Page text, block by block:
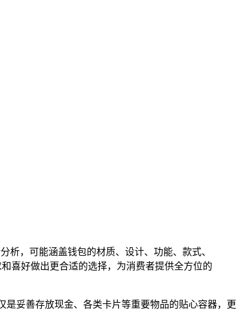
析，可能涵盖钱包的材质、设计、功能、款式、
喜好做出更合适的选择，为消费者提供全方位的
妥善存放现金、各类卡片等重要物品的贴心容器，更